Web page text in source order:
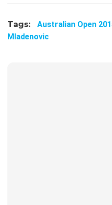
Tags: Australian Open
Mladenovic